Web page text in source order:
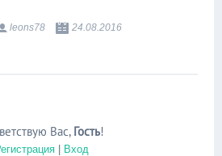
leons78
24.08.2016
Вас, Гость!
| Вход